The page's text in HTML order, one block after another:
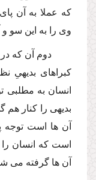
كه عملا به آن
وى را به این سو
دوم آن كه
كبراهاى بدیهىِ
انسان به مطلبى
بدیهى را كنار
آن ها است توجه
است كه انسان را
آن ها گرفته مى